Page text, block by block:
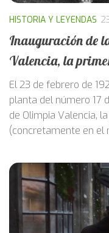
HISTORIA Y LEYENDAS
Inauguración de
Valencia, la
El 23 de febrero de
planta del número 17
de Olimpia Valencia,
(concretamente en el